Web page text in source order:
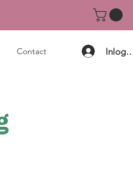
Contact